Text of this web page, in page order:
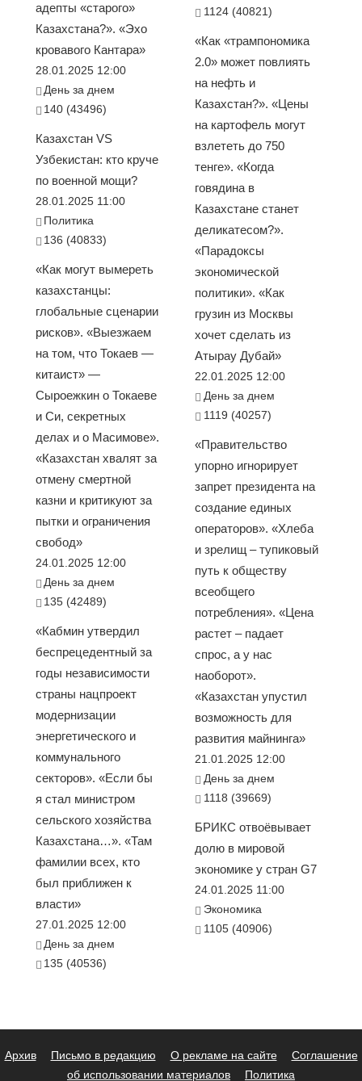
адепты «старого»
Казахстана?». «Эхо
кровавого Кантара»
28.01.2025 12:00
День за днем
140 (43496)
Казахстан VS
Узбекистан: кто круче
по военной мощи?
28.01.2025 11:00
Политика
136 (40833)
«Как могут вымереть
казахстанцы:
глобальные сценарии
рисков». «Выезжаем
на том, что Токаев —
китаист» —
Сыроежкин о Токаеве
и Си, секретных
делах и о Масимове».
«Казахстан хвалят за
отмену смертной
казни и критикуют за
пытки и ограничения
свобод»
24.01.2025 12:00
День за днем
135 (42489)
«Кабмин утвердил
беспрецедентный за
годы независимости
страны нацпроект
модернизации
энергетического и
коммунального
секторов». «Если бы
я стал министром
сельского хозяйства
Казахстана…». «Там
фамилии всех, кто
был приближен к
власти»
27.01.2025 12:00
День за днем
135 (40536)
1124 (40821)
«Как «трампономика
2.0» может повлиять
на нефть и
Казахстан?». «Цены
на картофель могут
взлететь до 750
тенге». «Когда
говядина в
Казахстане станет
деликатесом?».
«Парадоксы
экономической
политики». «Как
грузин из Москвы
хочет сделать из
Атырау Дубай»
22.01.2025 12:00
День за днем
1119 (40257)
«Правительство
упорно игнорирует
запрет президента на
создание единых
операторов». «Хлеба
и зрелищ – тупиковый
путь к обществу
всеобщего
потребления». «Цена
растет – падает
спрос, а у нас
наоборот».
«Казахстан упустил
возможность для
развития майнинга»
21.01.2025 12:00
День за днем
1118 (39669)
БРИКС отвоёвывает
долю в мировой
экономике у стран G7
24.01.2025 11:00
Экономика
1105 (40906)
Архив Письмо в редакцию О рекламе на сайте
Соглашение
об использовании материалов
Политика